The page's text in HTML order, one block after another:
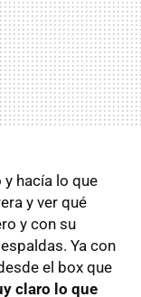
hacía lo que
y ver qué
y con su
Ya con
el box que
claro lo que